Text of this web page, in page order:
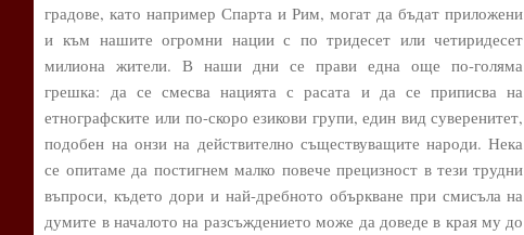
градове, като например Спарта и Рим, могат да бъдат приложени
и към нашите огромни нации с по тридесет или четиридесет
милиона жители. В наши дни се прави една още по-голяма
грешка: да се смесва нацията с расата и да се приписва на
етнографските или по-скоро езикови групи, един вид суверенитет,
подобен на онзи на действително съществуващите народи. Нека
се опитаме да постигнем малко повече прецизност в тези трудни
въпроси, където дори и най-дребното объркване при смисъла на
думите в началото на разсъждението може да доведе в края му до